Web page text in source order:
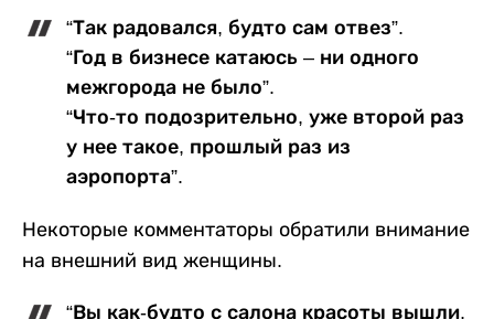
“Так радовался, будто сам отвез”.
“Год в бизнесе катаюсь – ни одного
межгорода не было”.
“Что-то подозрительно, уже второй раз
у нее такое, прошлый раз из
аэропорта”.
Некоторые комментаторы обратили внимание
на внешний вид женщины.
“Вы как-будто с салона красоты вышли,